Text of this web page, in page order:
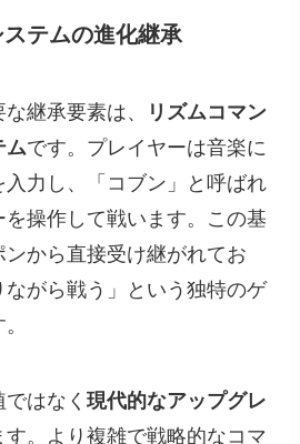
テムの進化継承
継承要素は、
リズムコマン
ムです。プレイヤーは音楽に
力し、「コブン」と呼ばれ
操作して戦います。この基
から直接受け継がれてお
ながら戦う」という独特のゲ
ではなく現代的なアップグレ
す。より複雑で戦略的なコマ